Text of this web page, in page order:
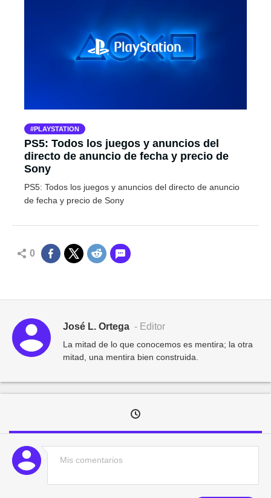
PLAYSTATION
PS5: Todos los juegos y anuncios del
directo de anuncio de fecha y precio de
Sony
PS5: Todos los juegos y anuncios del directo de anuncio
de fecha y precio de Sony
0
José L. Ortega - Editor
La mitad de lo que conocemos es mentira; la otra
mitad, una mentira bien construida.